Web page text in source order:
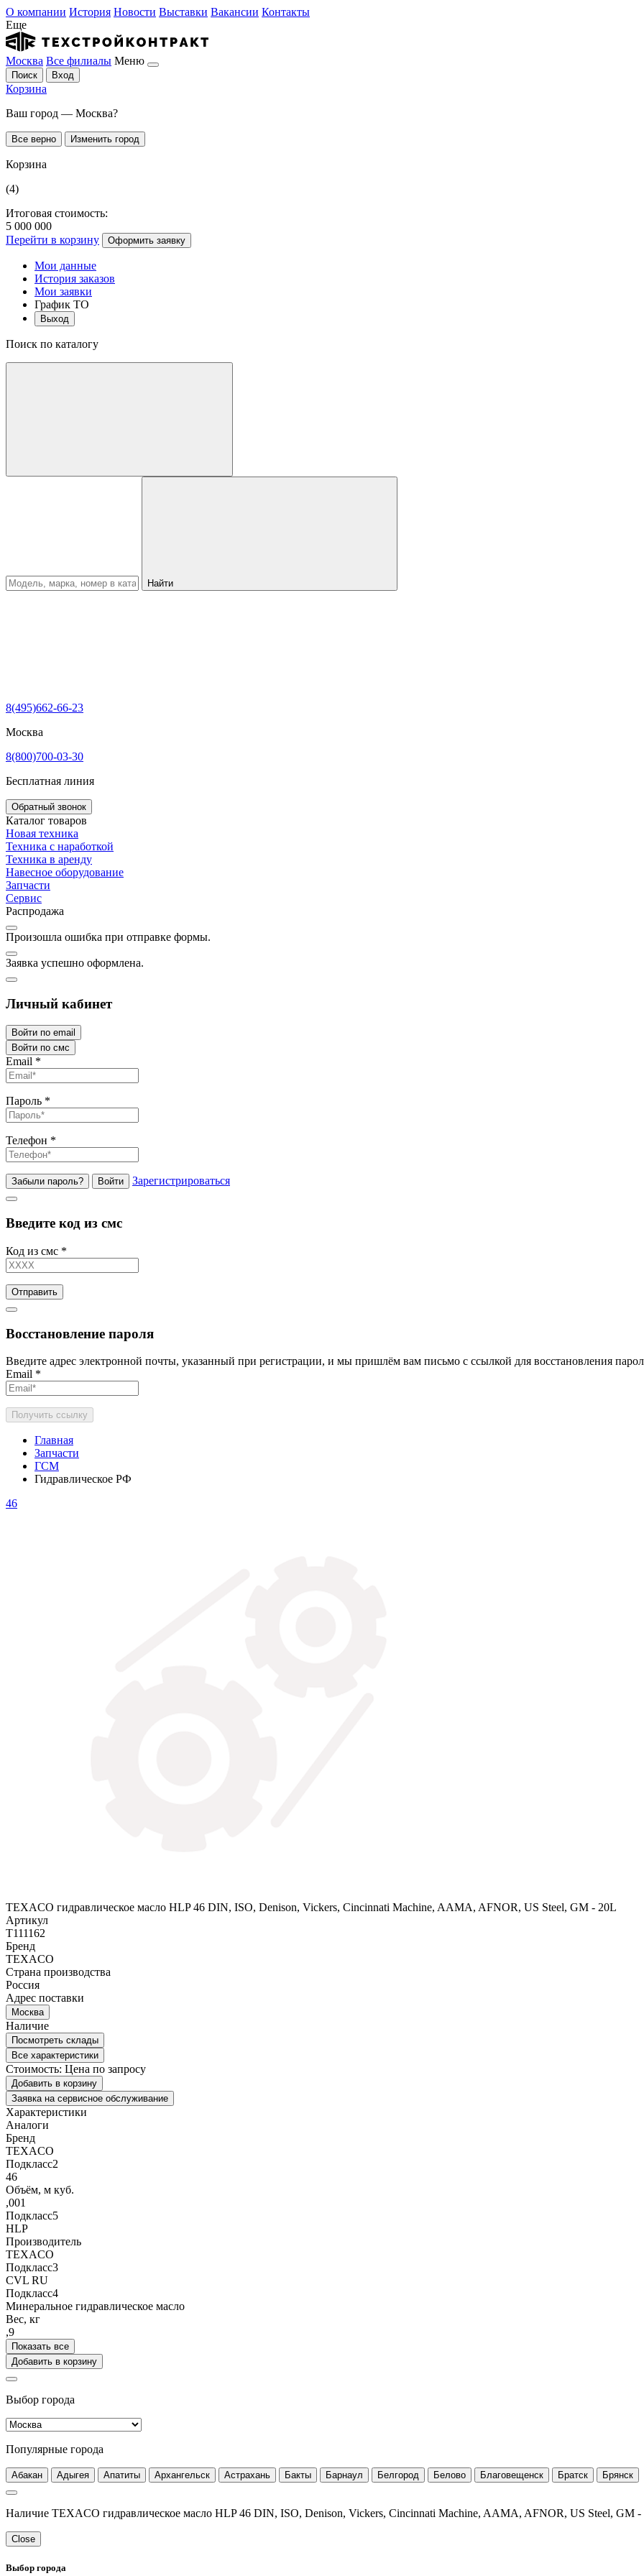
О компании История Новости Выставки Вакансии Контакты
Еще
Москва Все филиалы Меню
Поиск Вход
Корзина
Ваш город — Москва?
Все верно Изменить город
Корзина
(4)
Итоговая стоимость:
5 000 000
Перейти в корзину
Оформить заявку
Мои данные
История заказов
Мои заявки
График ТО
Выход
Поиск по каталогу
Найти
8(495)662-66-23
Москва
8(800)700-03-30
Бесплатная линия
Обратный звонок
Каталог товаров
Новая техника
Техника с наработкой
Техника в аренду
Навесное оборудование
Запчасти
Сервис
Распродажа
Произошла ошибка при отправке формы.
Заявка успешно оформлена.
Личный кабинет
Войти по email
Войти по смс
Email *
Пароль *
Телефон *
Забыли пароль? Войти Зарегистрироваться
Введите код из смс
Код из смс *
Отправить
Восстановление пароля
Введите адрес электронной почты, указанный при регистрации, и мы пришлём вам письмо с ссылкой для восстановления
Email *
Получить ссылку
Главная
Запчасти
ГСМ
Гидравлическое РФ
46
TEXACO гидравлическое масло HLP 46 DIN, ISO, Denison, Vickers, Cincinnati Machine, AAMA, AFNOR, US Steel, GM - 20L
Артикул
T111162
Бренд
TEXACO
Страна производства
Россия
Адрес поставки
Москва
Наличие
Посмотреть склады
Все характеристики
Стоимость: Цена по запросу
Добавить в корзину
Заявка на сервисное обслуживание
Характеристики
Аналоги
Бренд
TEXACO
Подкласс2
46
Объём, м куб.
,001
Подкласс5
HLP
Производитель
TEXACO
Подкласс3
CVL RU
Подкласс4
Минеральное гидравлическое масло
Вес, кг
,9
Показать все
Добавить в корзину
Выбор города
Популярные города
Абакан Адыгея Апатиты Архангельск Астрахань Бакты Барнаул Белгород Белово Благовещенск Братск Брянск
Наличие TEXACO гидравлическое масло HLP 46 DIN, ISO, Denison, Vickers, Cincinnati Machine, AAMA, AFNOR, US Steel, GM -
Close
Выбор города